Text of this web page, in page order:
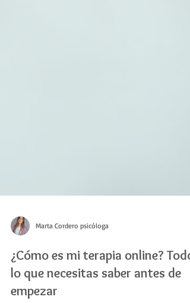
¿Cómo es mi terapia online? Todo
lo que necesitas saber antes de